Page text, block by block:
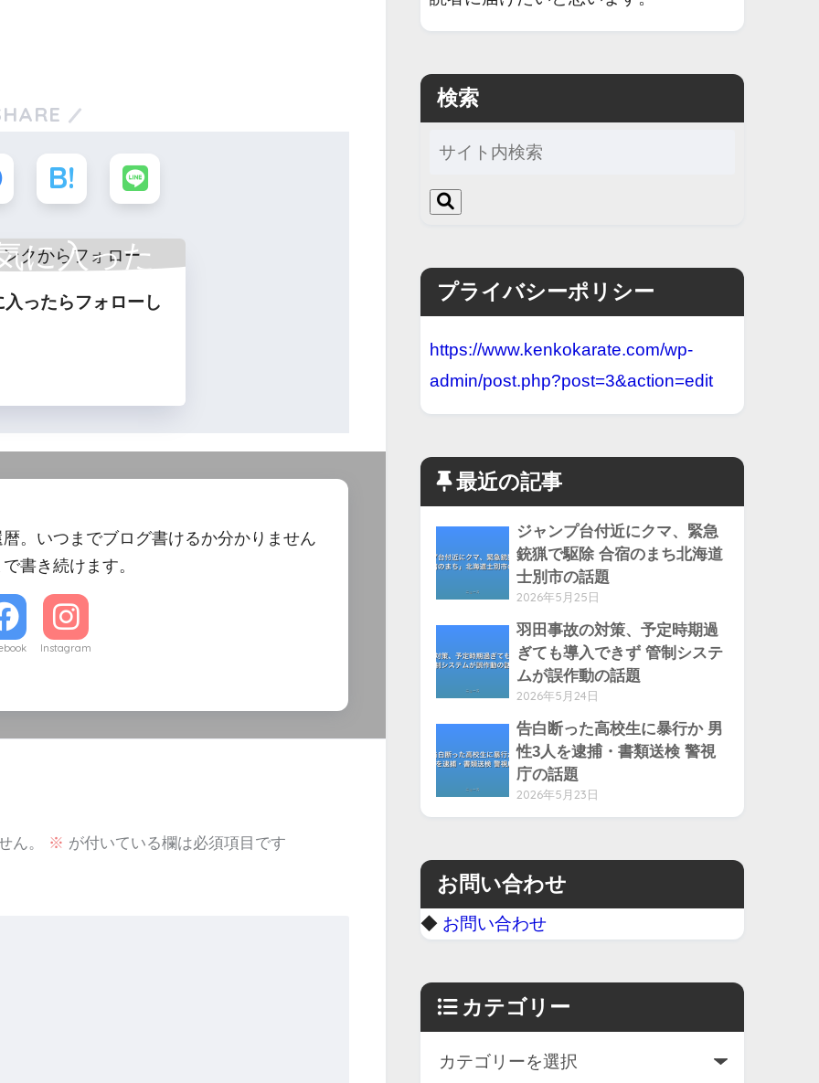
に入った
ォロー
ったらフォローし
暦。いつまでブログ書けるか分かりません
書き続けます。
Instagram
ん。 ※ が付いている欄は必須項目です
検索
プライバシーポリシー
https://www.kenkokarate.com/wp-
admin/post.php?post=3&action=edit
最近の記事
ジャンプ台付近にクマ、緊急
銃猟で駆除 合宿のまち北海道
士別市の話題
2026年5月25日
羽田事故の対策、予定時期過
ぎても導入できず 管制システ
ムが誤作動の話題
2026年5月24日
告白断った高校生に暴行か 男
性3人を逮捕・書類送検 警視
庁の話題
2026年5月23日
お問い合わせ
◆ お問い合わせ
カテゴリー